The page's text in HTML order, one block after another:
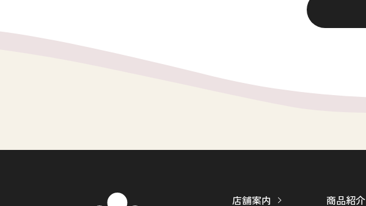
店舗案内 商品紹介